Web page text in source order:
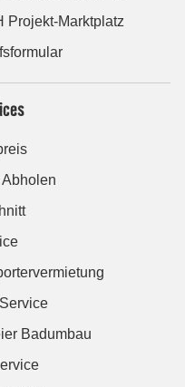
Projekt-Marktplatz
Badumbau